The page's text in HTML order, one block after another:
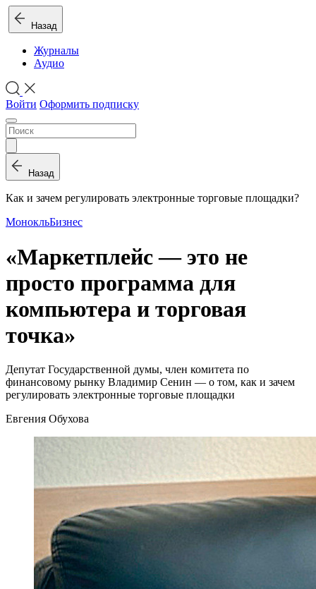
Назад
Журналы
Аудио
Войти Оформить подписку
Назад
Как и зачем регулировать электронные торговые площадки?
МонокльБизнес
«Маркетплейс — это не
просто программа для
компьютера и торговая
точка»
Депутат Государственной думы, член комитета по
финансовому рынку Владимир Сенин — о том, как и зачем
регулировать электронные торговые площадки
Евгения Обухова